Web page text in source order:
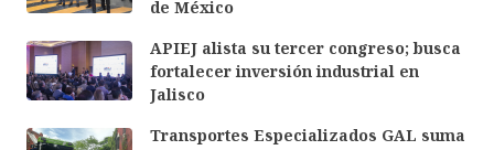
de México
APIEJ alista su tercer congreso; busca
fortalecer inversión industrial en
Jalisco
Transportes Especializados GAL suma